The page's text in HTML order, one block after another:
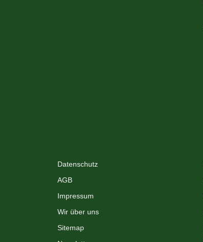
Datenschutz
AGB
Impressum
Wir über uns
Sitemap